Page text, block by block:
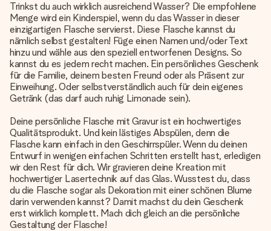
Trinkst du auch wirklich ausreichend Wasser? Die empfohlene
Menge wird ein Kinderspiel, wenn du das Wasser in dieser
einzigartigen Flasche servierst. Diese Flasche kannst du
nämlich selbst gestalten! Füge einen Namen und/oder Text
hinzu und wähle aus den speziell entworfenen Designs. So
kannst du es jedem recht machen. Ein persönliches Geschenk
für die Familie, deinem besten Freund oder als Präsent zur
Einweihung. Oder selbstverständlich auch für dein eigenes
Getränk (das darf auch ruhig Limonade sein).
Deine persönliche Flasche mit Gravur ist ein hochwertiges
Qualitätsprodukt. Und kein lästiges Abspülen, denn die
Flasche kann einfach in den Geschirrspüler. Wenn du deinen
Entwurf in wenigen einfachen Schritten erstellt hast, erledigen
wir den Rest für dich. Wir gravieren deine Kreation mit
hochwertiger Lasertechnik auf das Glas. Wusstest du, dass
du die Flasche sogar als Dekoration mit einer schönen Blume
darin verwenden kannst? Damit machst du dein Geschenk
erst wirklich komplett. Mach dich gleich an die persönliche
Gestaltung der Flasche!